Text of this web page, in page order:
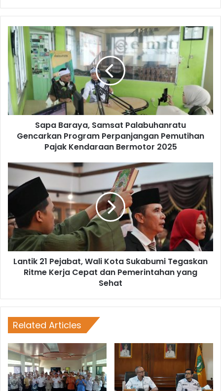
Sapa Baraya, Samsat Palabuhanratu
Gencarkan Program Perpanjangan Pemutihan
Pajak Kendaraan Bermotor 2025
Lantik 21 Pejabat, Wali Kota Sukabumi Tegaskan
Ritme Kerja Cepat dan Pemerintahan yang
Sehat
Related Articles